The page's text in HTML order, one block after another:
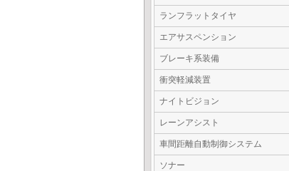
ランフラットタイヤ
エアサスペンション
ブレーキ系装備
衝突軽減装置
ナイトビジョン
レーンアシスト
車間距離自動制御システム
ソナー